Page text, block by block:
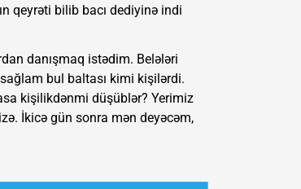
qeyrəti bilib bacı dediyinə indi
danışmaq istədim. Belələri
bul baltası kimi kişilərdi.
kişilikdənmi düşüblər? Yerimiz
İkicə gün sonra mən deyəcəm,